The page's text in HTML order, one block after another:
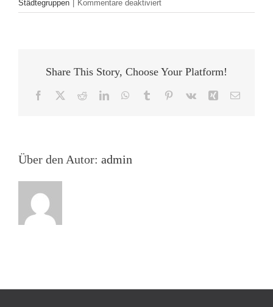
Städtegruppen | Kommentare deaktiviertfür
Die
mare
Share This Story, Choose Your Platform!
Facebook RedditLinkedInWhatsApp
Tumblr Pinterest
Vk Xing E-
Über den Autor: admin